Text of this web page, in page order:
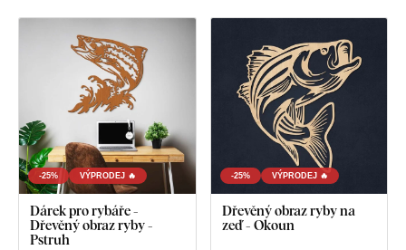
-25% VÝPRODEJ 🔥
Dárek pro rybáře -
Dřevěný obraz ryby -
Pstruh
-25% VÝPRODEJ 🔥
Dřevěný obraz ryby na
zeď - Okoun